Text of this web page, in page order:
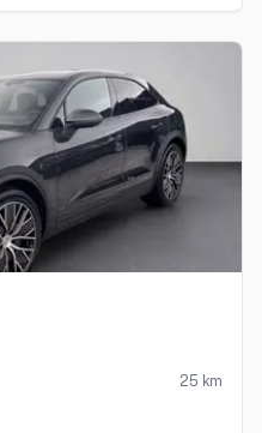
25 km